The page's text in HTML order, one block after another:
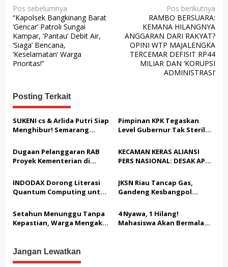
N
a
v
i
g
s
i
p
o
s
Pos sebelumnya
“Kapolsek Bangkinang Barat
‘Gencar’ Patroli Sungai
Kampar, ‘Pantau’ Debit Air,
‘Siaga’ Bencana,
‘Keselamatan’ Warga
Prioritas!”
Pos berikutnya
RAMBO BERSUARA:
KEMANA HILANGNYA
ANGGARAN DARI RAKYAT?
OPINI WTP MAJALENGKA
TERCEMAR DEFISIT RP44
MILIAR DAN ‘KORUPSI
ADMINISTRASI’
Posting Terkait
SUKENI cs & Arlida Putri Siap
Menghibur! Semarang
Akbar “Back On Track” 2026–
2029
Pimpinan KPK Tegaskan
Level Gubernur Tak Steril
Cukup, Bukan Dilindungi
Dugaan Pelanggaran RAB
Proyek Kementerian di
Nasionaldetik.com Desak
Tindakan Tegas
KECAMAN KERAS ALIANSI
PERS NASIONAL: DESAK APH
TERHADAP JURNALIS DAN
USUT TUNTAS GURITA
PUNGLI BERJAMAAH SERTA
KEPALA DINAS PENDIDIKAN
INDODAX Dorong Literasi
Quantum Computing untuk
Blockchain
JKSN Riau Tancap Gas,
Gandeng Kesbangpol
Kebangsaan dan Moderasi
Beragama
Setahun Menunggu Tanpa
Kepastian, Warga Mengaku
4 Nyawa, 1 Hilang!
Mahasiswa Akan Bermalam
Jangan Lewatkan